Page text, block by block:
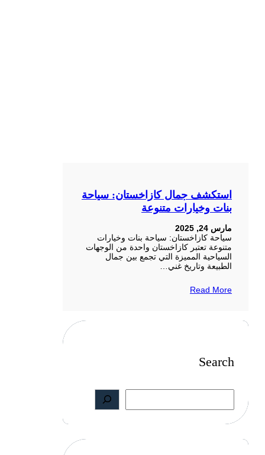
استكشف جمال كازاخستان: سياحة
بنات وخيارات متنوعة
مارس 24, 2025
سياحة كازاخستان: سياحة بنات وخيارات
متنوعة تعتبر كازاخستان واحدة من الوجهات
السياحية المميزة التي تجمع بين جمال
الطبيعة وتاريخ غني…
Read More
Search
S
a
r